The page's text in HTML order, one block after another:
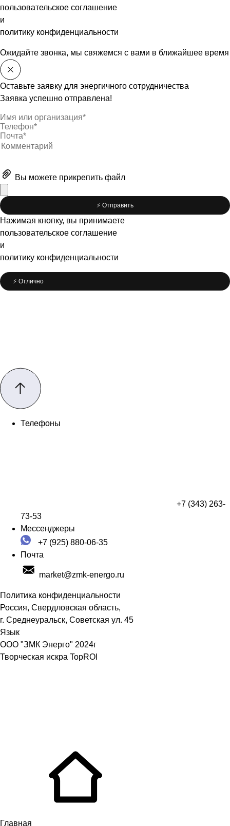
пользовательское соглашение
и
политику конфиденциальности
Ожидайте звонка, мы свяжемся с вами в ближайшее время
Оставьте заявку для энергичного сотрудничества
Заявка успешно отправлена!
Вы можете прикрепить файл
⚡️ Отправить
Нажимая кнопку, вы принимаете
пользовательское соглашение
и
политику конфиденциальности
⚡️ Отлично
Телефоны
+7 (343) 263-
73-53
Мессенджеры
+7 (925) 880-06-35
Почта
market@zmk-energo.ru
Политика конфиденциальности
Россия, Свердловская область,
г. Среднеуральск, Советская ул. 45
Язык
ООО "ЗМК Энерго" 2024г
Творческая искра TopROI
Главная